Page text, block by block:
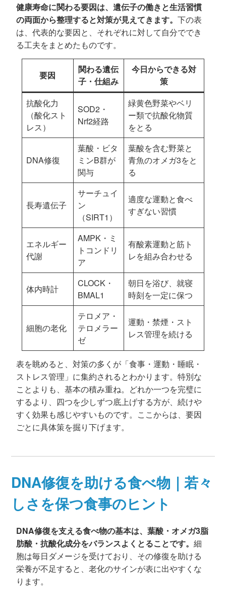
健康寿命に関わる要因は、遺伝子の働きと生活習慣
の両面から整理すると対策が見えてきます。下の表
は、代表的な要因と、それぞれに対して自分ででき
る工夫をまとめたものです。
要因
関わる遺伝
子・仕組み
今日からできる対
策
抗酸化力
（酸化スト
レス）
SOD2・
Nrf2経路
緑黄色野菜やベリ
ー類で抗酸化物質
をとる
DNA修復
葉酸・ビタ
ミンB群が
関与
葉酸を含む野菜と
青魚のオメガ3をと
る
長寿遺伝子
サーチュイ
ン
（SIRT1）
適度な運動と食べ
すぎない習慣
エネルギー
代謝
AMPK・ミ
トコンドリ
ア
有酸素運動と筋ト
レを組み合わせる
体内時計
CLOCK・
BMAL1
朝日を浴び、就寝
時刻を一定に保つ
細胞の老化
テロメア・
テロメラー
ゼ
運動・禁煙・スト
レス管理を続ける
表を眺めると、対策の多くが「食事・運動・睡眠・
ストレス管理」に集約されるとわかります。特別な
ことよりも、基本の積み重ね。どれか一つを完璧に
するより、四つを少しずつ底上げする方が、続けや
すく効果も感じやすいものです。ここからは、要因
ごとに具体策を掘り下げます。
DNA修復を助ける食べ物｜若々
しさを保つ食事のヒント
DNA修復を支える食べ物の基本は、葉酸・オメガ3脂
肪酸・抗酸化成分をバランスよくとることです。細
胞は毎日ダメージを受けており、その修復を助ける
栄養が不足すると、老化のサインが表に出やすくな
ります。